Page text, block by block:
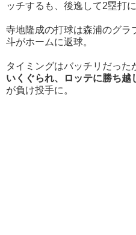
ッチするも、後逸して2塁打に
寺地隆成の打球は森浦のグラ
斗がホームに返球。
タイミングはバッチリだった
いくぐられ、ロッテに勝ち越
が負け投手に。